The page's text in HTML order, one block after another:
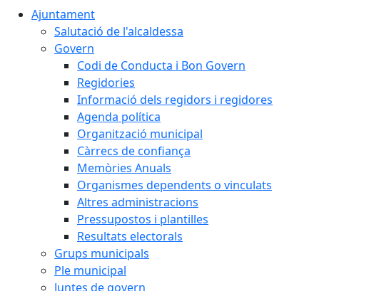
Ajuntament
Salutació de l'alcaldessa
Govern
Codi de Conducta i Bon Govern
Regidories
Informació dels regidors i regidores
Agenda política
Organització municipal
Càrrecs de confiança
Memòries Anuals
Organismes dependents o vinculats
Altres administracions
Pressupostos i plantilles
Resultats electorals
Grups municipals
Ple municipal
Juntes de govern